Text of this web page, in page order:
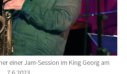
einer Jam-Session im King Georg am